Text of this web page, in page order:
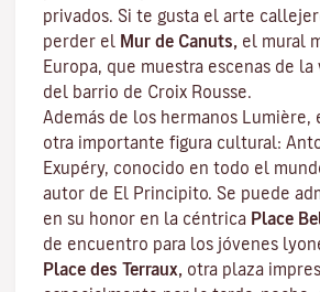
privados. Si te gusta el arte
perder el Mur de Canuts, el mural
Europa, que muestra escenas de
del barrio de Croix Rousse.
Además de los hermanos Lumière,
otra importante figura cultural:
Exupéry, conocido en todo el
autor de El Principito. Se puede
en su honor en la céntrica Place
de encuentro para los jóvenes
Place des Terraux, otra plaza